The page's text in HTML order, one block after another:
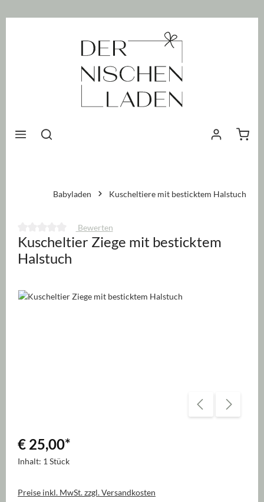
Babyladen Kuscheltiere mit besticktem Halstuch
Durchschnittliche Bewertung von 0 von 5 Sternen
Bewerten
Kuscheltier Ziege mit besticktem
Halstuch
Bildergalerie überspringen
€ 25,00*
Inhalt: 1 Stück
Preise inkl. MwSt. zzgl. Versandkosten